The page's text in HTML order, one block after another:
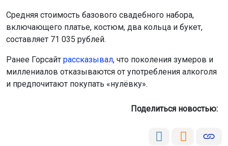
Средняя стоимость базового свадебного набора,
включающего платье, костюм, два кольца и букет,
составляет 71 035 рублей.
Ранее Горсайт рассказывал, что поколения зумеров и
миллениалов отказываются от употребления алкоголя
и предпочитают покупать «нулёвку».
Поделиться новостью: